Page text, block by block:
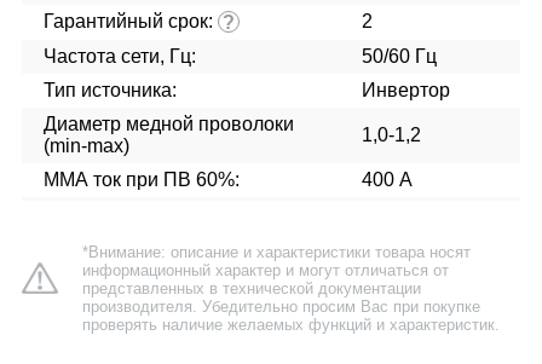
Гарантийный срок: ?
2
Частота сети, Гц:
50/60 Гц
Тип источника:
Инвертор
Диаметр медной проволоки
(min-max)
1,0-1,2
ММА ток при ПВ 60%: 400 А
*Внимание: описание и характеристики товара носят
информационный характер и могут отличаться от
представленных в технической документации
производителя. Убедительно просим Вас при покупке
проверять наличие желаемых функций и характеристик.